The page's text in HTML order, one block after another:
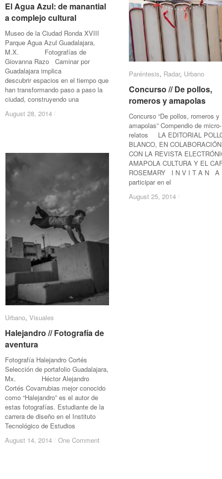
El Agua Azul: de manantial
a complejo cultural
Museo de la Ciudad Ronda XVIII
Parque Agua Azul Guadalajara,
M.X. Fotografías de
Giovanna Razo Caminar por
Guadalajara implica
descubrir espacios en el tiempo que
han transformando paso a paso la
ciudad, construyendo una
August 28, 2014 /
El Agua Azul: de manantial
a complejo cultural
August 28, 2014 /
Paréntesis, Radar, Urbano
Concurso // De pollos,
romeros y amapolas
Concurso “De pollos, romeros y
amapolas” Compendio de micro-
relatos LA EDITORIAL
BLANCO, EN COLABORACIÓN
CON LA REVISTA
AMAPOLA CULTURA Y EL
ROSEMARY I N V I T A N A
participar en el
August 25, 2014 /
Paréntesis Radar Urbano
Concurso // De pollos,
romeros y amapolas
August 25, 2014 /
Urbano, Visuales
Halejandro // Fotografía de
aventura
Fotografía Halejandro Cortés
Selección de portafolio Guadalajara,
Mx. Héctor Alejandro
Cortés Covarrubias mejor conocido
como “Halejandro” es el autor de
estas fotografías. Estudiante de la
carrera de diseño en el Instituto
Tecnológico de Estudios
August 14, 2014 / One Comment
Urbano Visuales
Halejandro // Fotografía de
aventura
August 14, 2014 / One Comment